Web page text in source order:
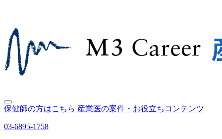
保健師の方はこちら 産業医の案件・お役立ちコンテンツ
03-6895-1758